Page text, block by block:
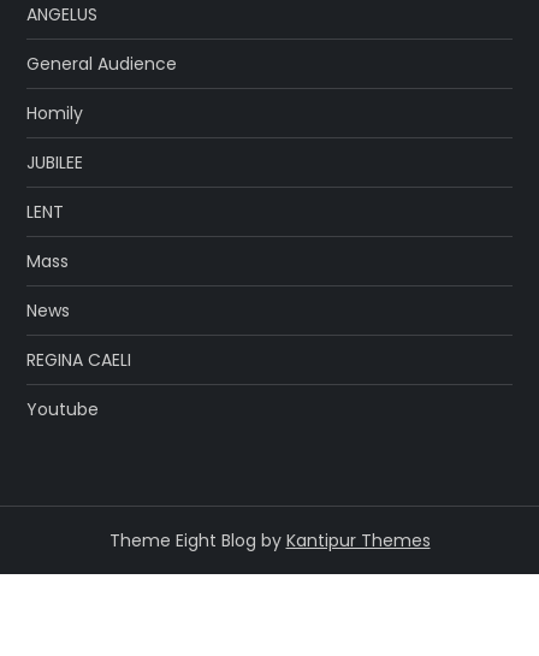
ANGELUS
General Audience
Homily
JUBILEE
LENT
Mass
News
REGINA CAELI
Youtube
Theme Eight Blog by Kantipur Themes